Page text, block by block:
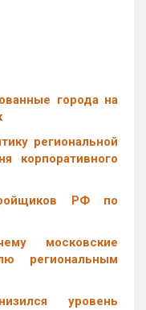
города на
региональной
корпоративного
РФ по
московские
региональным
уровень